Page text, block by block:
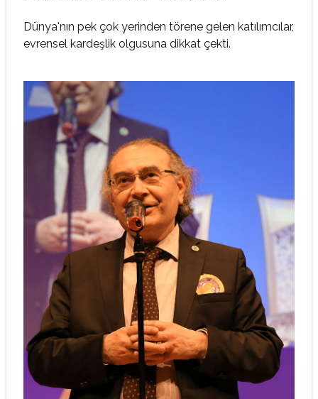
Dünya'nın pek çok yerinden törene gelen katılımcılar,
evrensel kardeşlik olgusuna dikkat çekti.